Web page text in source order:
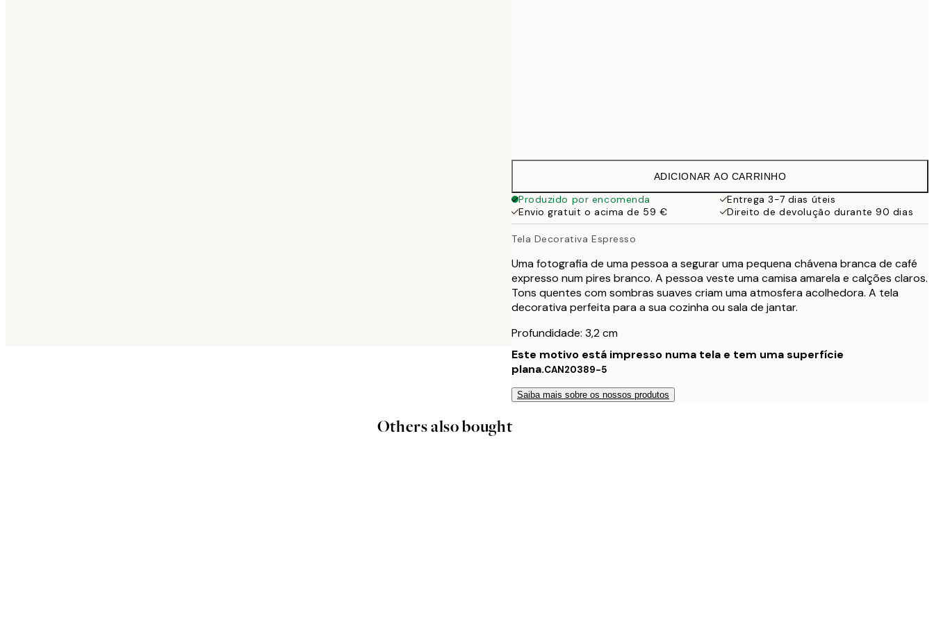
ADICIONAR AO CARRINHO
Produzido por encomenda
Entrega 3-7 dias úteis
Envio gratuit o acima de 59 €
Direito de devolução durante 90 dias
Tela Decorativa Espresso
Uma fotografia de uma pessoa a segurar uma pequena chávena branca de café
expresso num pires branco. A pessoa veste uma camisa amarela e calções claros.
Tons quentes com sombras suaves criam uma atmosfera acolhedora. A tela
decorativa perfeita para a sua cozinha ou sala de jantar.
Profundidade: 3,2 cm
Este motivo está impresso numa tela e tem uma superfície
plana.CAN20389-5
Saiba mais sobre os nossos produtos
Others also bought